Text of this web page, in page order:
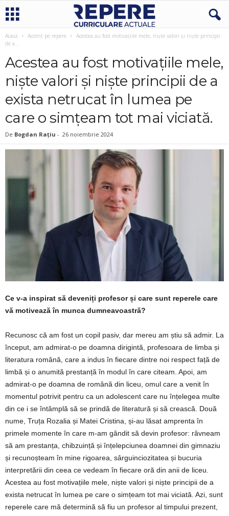
Acasă Accent pe repere
Acestea au fost motivațiile mele, niște valori și niște principii
de a...
Acestea au fost motivațiile mele,
niște valori și niște principii de a
exista netrucat în lumea pe
care o simțeam tot mai viciată.
De Bogdan Rațiu - 26 noiembrie 2024
Ce v-a inspirat să deveniți profesor și care sunt reperele care
vă motivează în munca dumneavoastră?
Recunosc că am fost un copil pasiv, dar mereu am știu să admir. La
început, am admirat-o pe doamna dirigintă, profesoara de limba și
literatura română, care a indus în fiecare dintre noi respect față de
limbă și o anumită prestanță în modul în care citeam. Apoi, am
admirat-o pe doamna de română din liceu, omul care a venit în
momentul potrivit pentru ca un adolescent care nu înțelegea multe
din ce i se întâmplă să se prindă de literatură și să crească. Două
nume, Truța Rozalia și Matei Cristina, și-au lăsat amprenta în
primele momente în care m-am gândit să devin profesor: râvneam
să am prestanța, chibzuință și înțelepciunea doamnei din gimnaziu
și recunoșteam în mine rigoarea, sârguinciozitatea și bucuria
interpretării din ceea ce vedeam în fiecare oră din anii de liceu.
Acestea au fost motivațiile mele, niște valori și niște principii de a
exista netrucat în lumea pe care o simțeam tot mai viciată. Azi, sunt
reperele care mă determină să fiu un profesor al timpului prezent,